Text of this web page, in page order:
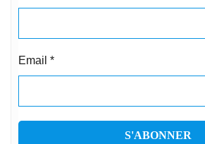
Email *